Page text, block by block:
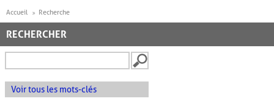
Accueil Recherche
RECHERCHER
Voir tous les mots-clés